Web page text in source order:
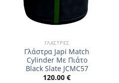
ΓΛΆΣΤΡΕΣ
Γλάστρα Japi Match
Cylinder Με Πιάτο
Black Slate JCMC57
120.00€